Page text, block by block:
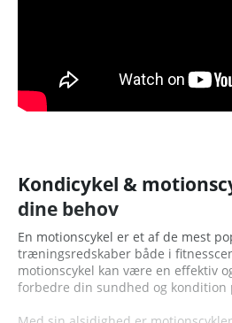
Kondicykel &
dine behov
En motionscykel er et af de mest
træningsredskaber både i
motionscykel kan være en effektiv
forbedre din sundhed og kondition